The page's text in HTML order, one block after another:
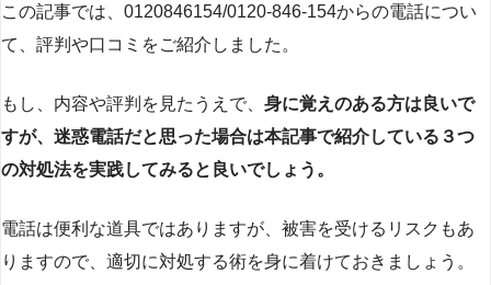
この記事では、0120846154/0120-846-154からの電話につい
て、評判や口コミをご紹介しました。
もし、内容や評判を見たうえで、 身に覚えのある方は良いで
すが、迷惑電話だと思った場合は本記事で紹介している３つ
の対処法を実践してみると良いでしょう。
電話は便利な道具ではありますが、被害を受けるリスクもあ
りますので、適切に対処する術を身に着けておきましょう。